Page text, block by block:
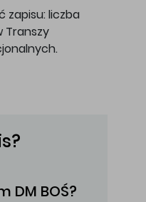
zapisu: liczba
Transzy
DM BOŚ?